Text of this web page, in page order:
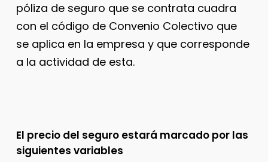
póliza de seguro que se contrata cuadra
con el código de Convenio Colectivo que
se aplica en la empresa y que corresponde
a la actividad de esta.
El precio del seguro estará marcado por las
siguientes variables